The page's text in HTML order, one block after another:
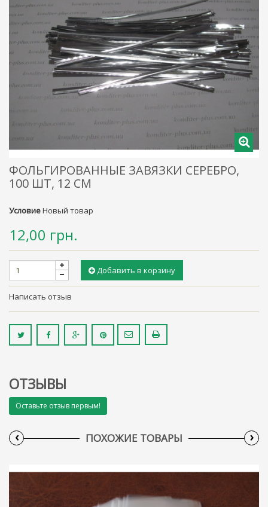
ФОЛЬГИРОВАННЫЕ ЗАВЯЗКИ СЕРЕБРО,
100 ШТ, 12 СМ
УсловиеНовый товар
12,00 грн.
Добавить в корзину
Написать отзыв
ОТЗЫВЫ
Оставьте отзыв первым!
ПОХОЖИЕ ТОВАРЫ
‹ ›